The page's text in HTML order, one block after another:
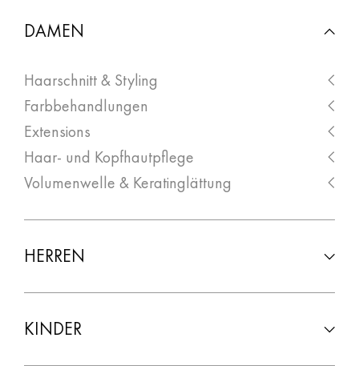
DAMEN
Haarschnitt & Styling
Farbbehandlungen
Extensions
Haar- und Kopfhautpflege
Volumenwelle & Keratinglättung
HERREN
KINDER